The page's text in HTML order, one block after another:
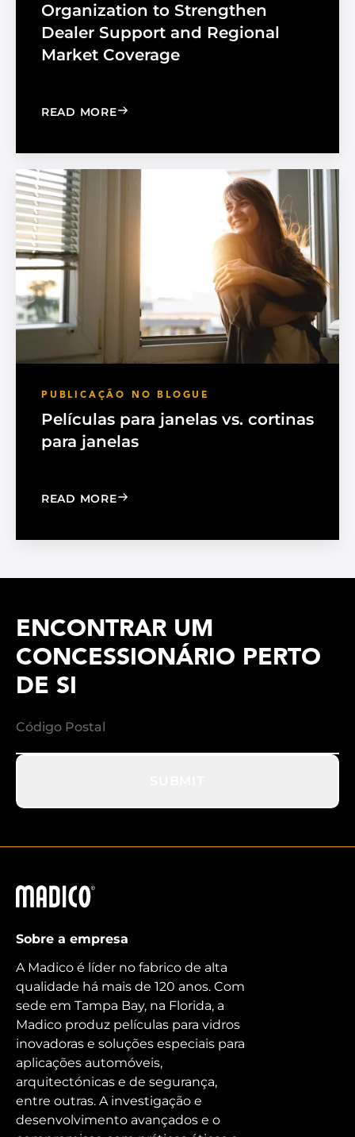
Organization to Strengthen
Dealer Support and Regional
Market Coverage
READ MORE: MADICO EXPANDS SALES
PUBLICAÇÃO NO BLOGUE
Películas para janelas vs. cortinas
para janelas
READ MORE: WINDOW FILM VS. WINDOW
ENCONTRAR UM
CONCESSIONÁRIO PERTO
DE SI
Madico
Sobre a empresa
A Madico é líder no fabrico de alta
qualidade há mais de 120 anos. Com
sede em Tampa Bay, na Florida, a
Madico produz películas para vidros
inovadoras e soluções especiais para
aplicações automóveis,
arquitectónicas e de segurança,
entre outras. A investigação e
desenvolvimento avançados e o